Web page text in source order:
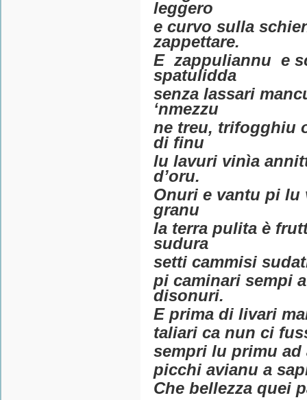
leggero
e curvo sulla
zappettare.
E zappuliannu e
spatulidda
senza lassari
‘nmezzu
ne treu, trifogghiu
di finu
lu lavuri vinìa
d’oru.
Onuri e vantu pi
granu
la terra pulita è
sudura
setti cammisi
pi caminari sempi
disonuri.
E prima di livari
taliari ca nun ci
sempri lu primu ad
picchi avianu a
Che bellezza quei